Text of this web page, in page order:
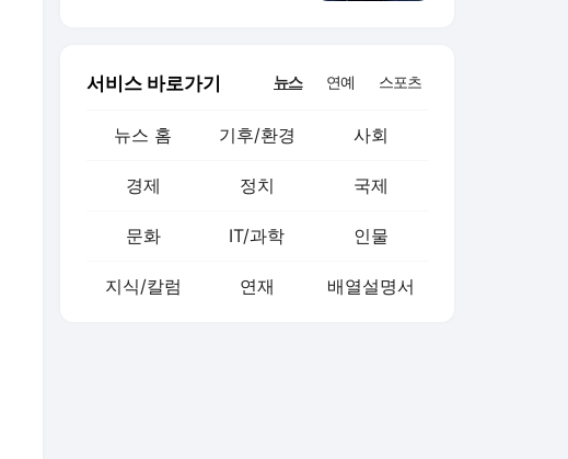
서비스 바로가기 뉴스 연예 스포츠
뉴스 홈 기후/환경 사회
경제 정치 국제
문화 IT/과학 인물
지식/칼럼 연재 배열설명서